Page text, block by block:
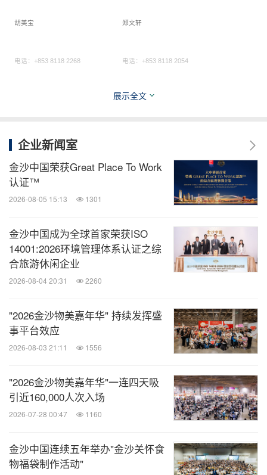
胡美宝 郑文轩
电话：+853 8118 2268 电话：+853 8118 2054
电邮：jesse.chiang@sands.com.mo
消息来源：金沙中国有限公司
相关股票：
HongKong:1928
全球旅报
微信公众号“全球旅报”发布最新的全球旅游产
业、OTA(在线旅游)、航空公司、飞机制造、
关键词：游乐园/观光胜地
旅游业
展示全文
企业新闻室
金沙中国荣获Great Place To Work
认证™
2026-08-05 15:13 1301
金沙中国成为全球首家荣获ISO
14001:2026环境管理体系认证之综
合旅游休闲企业
2026-08-04 20:31 2260
"2026金沙物美嘉年华" 持续发挥盛
事平台效应
2026-08-03 21:11 1556
"2026金沙物美嘉年华"一连四天吸
引近160,000人次入场
2026-07-28 00:47 1160
金沙中国连续五年举办"金沙关怀食
物福袋制作活动"